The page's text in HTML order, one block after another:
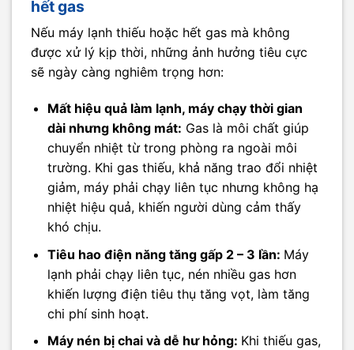
hết gas
Nếu máy lạnh thiếu hoặc hết gas mà không
được xử lý kịp thời, những ảnh hưởng tiêu cực
sẽ ngày càng nghiêm trọng hơn:
Mất hiệu quả làm lạnh, máy chạy thời gian
dài nhưng không mát: Gas là môi chất giúp
chuyển nhiệt từ trong phòng ra ngoài môi
trường. Khi gas thiếu, khả năng trao đổi nhiệt
giảm, máy phải chạy liên tục nhưng không hạ
nhiệt hiệu quả, khiến người dùng cảm thấy
khó chịu.
Tiêu hao điện năng tăng gấp 2 – 3 lần: Máy
lạnh phải chạy liên tục, nén nhiều gas hơn
khiến lượng điện tiêu thụ tăng vọt, làm tăng
chi phí sinh hoạt.
Máy nén bị chai và dễ hư hỏng: Khi thiếu gas,